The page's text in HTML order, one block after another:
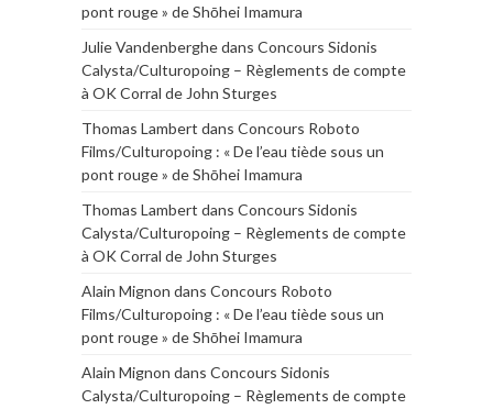
pont rouge » de Shōhei Imamura
Julie Vandenberghedans Concours Sidonis
Calysta/Culturopoing – Règlements de compte
à OK Corral de John Sturges
Thomas Lambert dans Concours Roboto
Films/Culturopoing : « De l’eau tiède sous un
pont rouge » de Shōhei Imamura
Thomas Lambert dans Concours Sidonis
Calysta/Culturopoing – Règlements de compte
à OK Corral de John Sturges
Alain Mignon dans Concours Roboto
Films/Culturopoing : « De l’eau tiède sous un
pont rouge » de Shōhei Imamura
Alain Mignon dans Concours Sidonis
Calysta/Culturopoing – Règlements de compte